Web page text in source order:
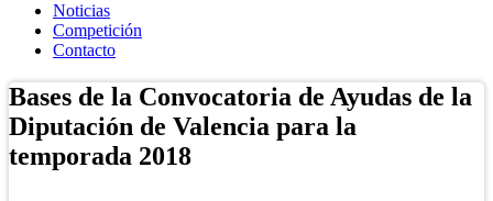
Noticias
Competición
Contacto
Bases de la Convocatoria de Ayudas de la
Diputación de Valencia para la
temporada 2018